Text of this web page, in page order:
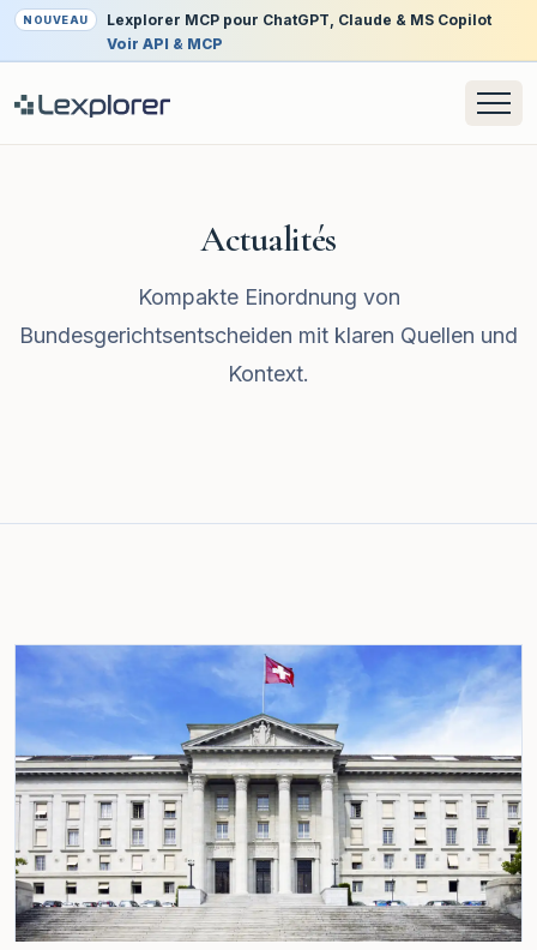
NOUVEAU
Lexplorer MCP pour ChatGPT, Claude & MS Copilot
Voir API & MCP
Actualités
Kompakte Einordnung von
Bundesgerichtsentscheiden mit klaren Quellen und
Kontext.